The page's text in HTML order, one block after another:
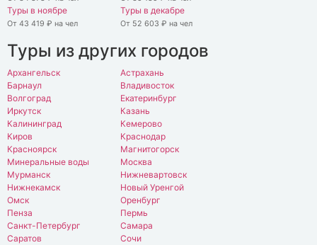
Туры в ноябре
От 43 419 ₽ на чел
Туры в декабре
От 52 603 ₽ на чел
Туры из других городов
Архангельск
Астрахань
Барнаул
Владивосток
Волгоград
Екатеринбург
Иркутск
Казань
Калининград
Кемерово
Киров
Краснодар
Красноярск
Магнитогорск
Минеральные воды
Москва
Мурманск
Нижневартовск
Нижнекамск
Новый Уренгой
Омск
Оренбург
Пенза
Пермь
Санкт-Петербург
Самара
Саратов
Сочи